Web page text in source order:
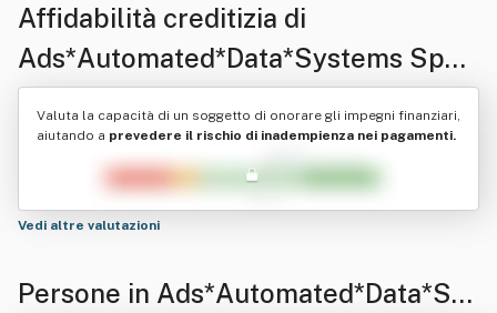
Affidabilità creditizia di
Ads*Automated*Data*Systems Spa
(Sistemi Automatizzati Di
Elaborazione Dati)
Valuta la capacità di un soggetto di onorare gli impegni finanziari,
aiutando a prevedere il rischio di inadempienza nei pagamenti.
Vedi altre valutazioni
Persone in Ads*Automated*Data*Sys